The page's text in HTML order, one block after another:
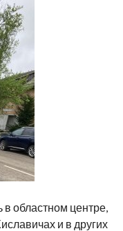
в областном центре,
и в других